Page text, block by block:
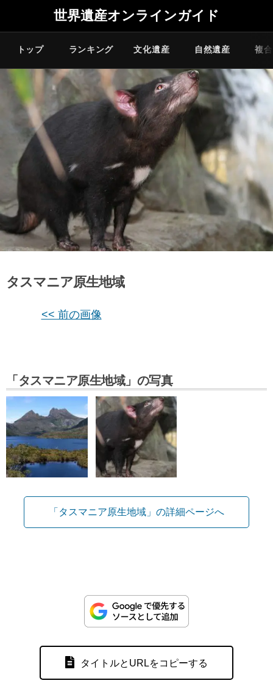
世界遺産オンラインガイド
トップ ランキング 文化遺産 自然遺産 複
タスマニア原生地域
<< 前の画像
「タスマニア原生地域」の写真
「タスマニア原生地域」の詳細ページへ
タイトルとURLをコピーする